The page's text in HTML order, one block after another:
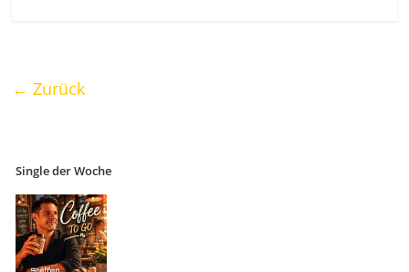
← Zurück
Single der Woche